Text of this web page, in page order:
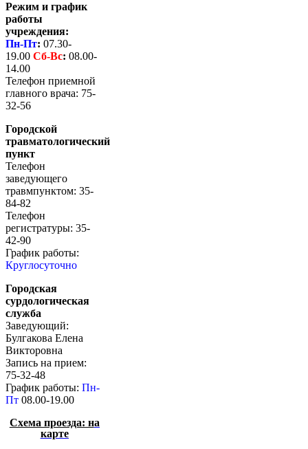
Режим и график
работы
учреждения:
Пн-Пт: 07.30-
19.00 Сб-Вс: 08.00-
14.00
Телефон приемной
главного врача: 75-
32-56
Городской
травматологический
пункт
Телефон
заведующего
травмпунктом: 35-
84-82
Телефон
регистратуры: 35-
42-90
График работы:
Круглосуточно
Городская
сурдологическая
служба
Заведующий:
Булгакова Елена
Викторовна
Запись на прием:
75-32-48
График работы: Пн-
Пт 08.00-19.00
Схема проезда: на
карте